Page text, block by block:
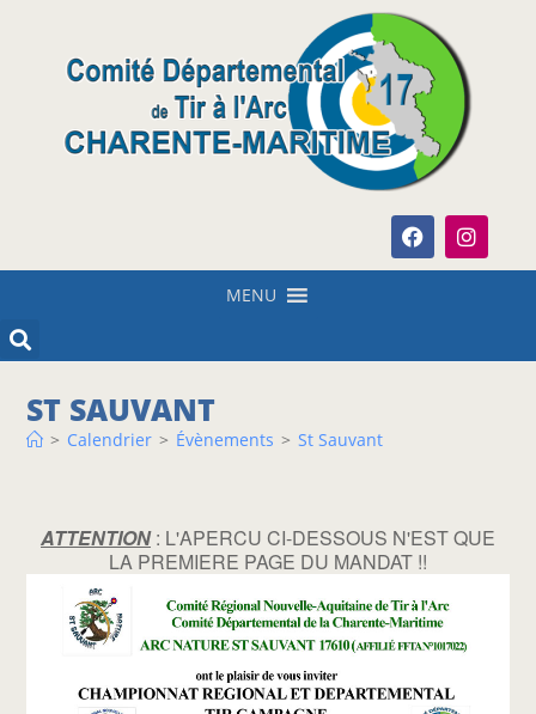
MENU
ST SAUVANT
> Calendrier > Évènements > St Sauvant
ATTENTION: L'APERCU CI-DESSOUS N'EST QUE
LA PREMIERE PAGE DU MANDAT !!